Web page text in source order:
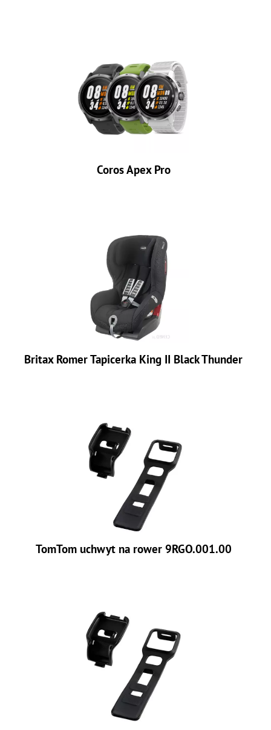
Coros Apex Pro
Britax Romer Tapicerka King II Black Thunder
TomTom uchwyt na rower 9RGO.001.00